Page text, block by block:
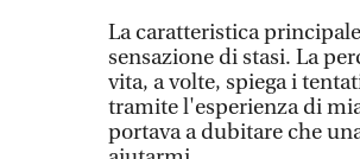
La caratteristica
sensazione di stasi. La
vita, a volte, spiega i
tramite l'esperienza di
portava a dubitare che